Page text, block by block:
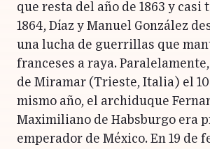
que resta del año de 1863 y casi
1864, Díaz y Manuel González
una lucha de guerrillas que
franceses a raya.
de Miramar (Trieste, Italia) el
mismo año, el archiduque
Maximiliano de Habsburgo era
emperador de México. En 19 de